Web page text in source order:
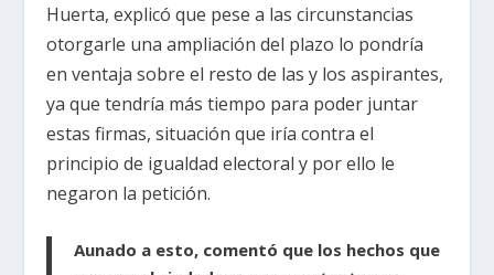
Huerta, explicó que pese a las circunstancias
otorgarle una ampliación del plazo lo pondría
en ventaja sobre el resto de las y los aspirantes,
ya que tendría más tiempo para poder juntar
estas firmas, situación que iría contra el
principio de igualdad electoral y por ello le
negaron la petición.
Aunado a esto, comentó que los hechos que